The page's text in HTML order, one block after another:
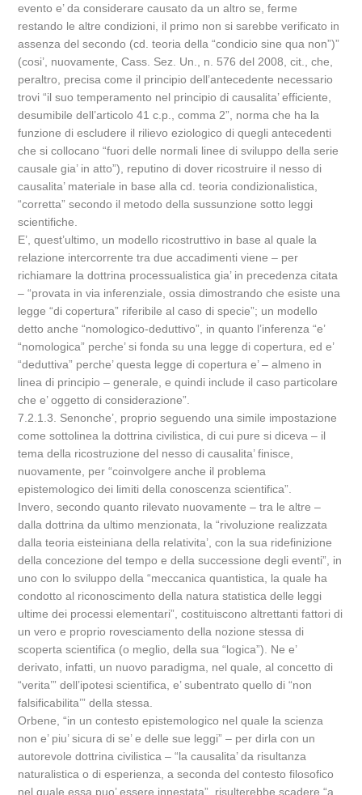
evento e’ da considerare causato da un altro se, ferme
restando le altre condizioni, il primo non si sarebbe verificato in
assenza del secondo (cd. teoria della “condicio sine qua non”)”
(cosi’, nuovamente, Cass. Sez. Un., n. 576 del 2008, cit., che,
peraltro, precisa come il principio dell’antecedente necessario
trovi “il suo temperamento nel principio di causalita’ efficiente,
desumibile dell’articolo 41 c.p., comma 2”, norma che ha la
funzione di escludere il rilievo eziologico di quegli antecedenti
che si collocano “fuori delle normali linee di sviluppo della serie
causale gia’ in atto”), reputino di dover ricostruire il nesso di
causalita’ materiale in base alla cd. teoria condizionalistica,
“corretta” secondo il metodo della sussunzione sotto leggi
scientifiche.
E’, quest’ultimo, un modello ricostruttivo in base al quale la
relazione intercorrente tra due accadimenti viene – per
richiamare la dottrina processualistica gia’ in precedenza citata
– “provata in via inferenziale, ossia dimostrando che esiste una
legge “di copertura” riferibile al caso di specie”; un modello
detto anche “nomologico-deduttivo”, in quanto l’inferenza “e’
“nomologica” perche’ si fonda su una legge di copertura, ed e’
“deduttiva” perche’ questa legge di copertura e’ – almeno in
linea di principio – generale, e quindi include il caso particolare
che e’ oggetto di considerazione”.
7.2.1.3. Senonche’, proprio seguendo una simile impostazione
come sottolinea la dottrina civilistica, di cui pure si diceva – il
tema della ricostruzione del nesso di causalita’ finisce,
nuovamente, per “coinvolgere anche il problema
epistemologico dei limiti della conoscenza scientifica”.
Invero, secondo quanto rilevato nuovamente – tra le altre –
dalla dottrina da ultimo menzionata, la “rivoluzione realizzata
dalla teoria eisteiniana della relativita’, con la sua ridefinizione
della concezione del tempo e della successione degli eventi”, in
uno con lo sviluppo della “meccanica quantistica, la quale ha
condotto al riconoscimento della natura statistica delle leggi
ultime dei processi elementari”, costituiscono altrettanti fattori di
un vero e proprio rovesciamento della nozione stessa di
scoperta scientifica (o meglio, della sua “logica”). Ne e’
derivato, infatti, un nuovo paradigma, nel quale, al concetto di
“verita’” dell’ipotesi scientifica, e’ subentrato quello di “non
falsificabilita’” della stessa.
Orbene, “in un contesto epistemologico nel quale la scienza
non e’ piu’ sicura di se’ e delle sue leggi” – per dirla con un
autorevole dottrina civilistica – “la causalita’ da risultanza
naturalistica o di esperienza, a seconda del contesto filosofico
nel quale essa puo’ essere innestata”, risulterebbe scadere “a